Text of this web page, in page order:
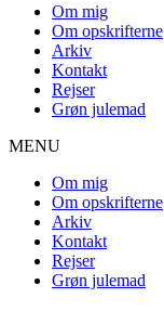
Om mig
Om opskrifterne
Arkiv
Kontakt
Rejser
Grøn julemad
MENU
Om mig
Om opskrifterne
Arkiv
Kontakt
Rejser
Grøn julemad